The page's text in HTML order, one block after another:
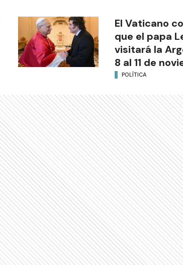
El Vaticano
que el papa
visitará la
8 al 11 de
POLÍTICA